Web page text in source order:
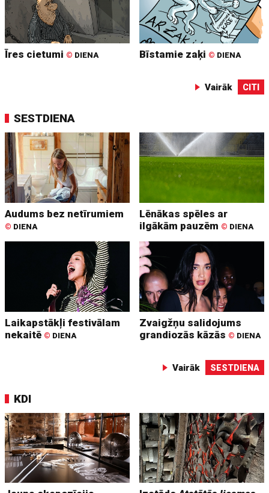
Īres cietumi © DIENA Bīstamie zaķi © DIENA
Vairāk CITI
SESTDIENA
Audums bez netīrumiem
© DIENA
Lēnākas spēles ar
ilgākām pauzēm © DIENA
Laikapstākļi festivālam
nekaitē © DIENA
Zvaigžņu salidojums
grandiozās kāzās © DIENA
Vairāk SESTDIENA
KDI